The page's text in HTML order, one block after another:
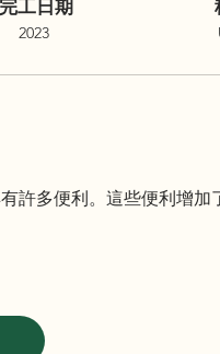
許多便利。這些便利增加
完工日期
2023